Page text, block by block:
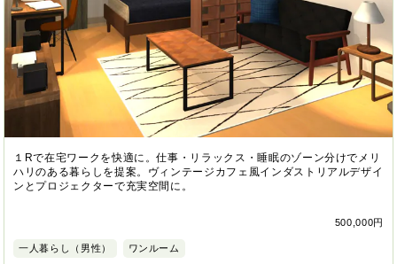
１Rで在宅ワークを快適に。仕事・リラックス・睡眠のゾーン分けでメリ
ハリのある暮らしを提案。ヴィンテージカフェ風インダストリアルデザイ
ンとプロジェクターで充実空間に。
500,000円
一人暮らし（男性） ワンルーム